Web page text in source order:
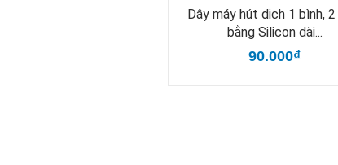
Dây máy hút dịch 1 bình,
bằng Silicon dài...
90.000₫